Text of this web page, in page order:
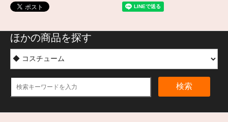
ほかの商品を探す
検索